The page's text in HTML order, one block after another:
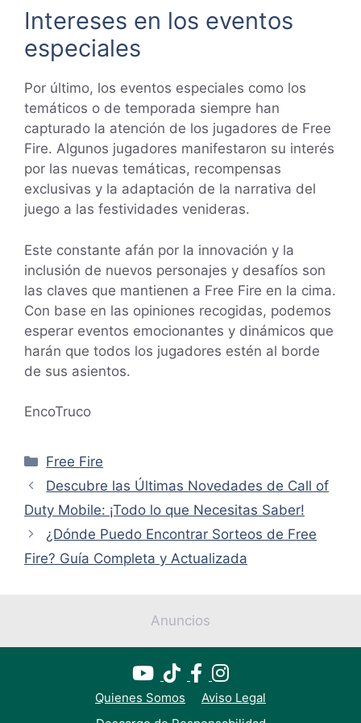
Intereses en los eventos
especiales
Por último, los eventos especiales como los
temáticos o de temporada siempre han
capturado la atención de los jugadores de Free
Fire. Algunos jugadores manifestaron su interés
por las nuevas temáticas, recompensas
exclusivas y la adaptación de la narrativa del
juego a las festividades venideras.
Este constante afán por la innovación y la
inclusión de nuevos personajes y desafíos son
las claves que mantienen a Free Fire en la cima.
Con base en las opiniones recogidas, podemos
esperar eventos emocionantes y dinámicos que
harán que todos los jugadores estén al borde
de sus asientos.
EncoTruco
Categorías
Free Fire
Descubre las Últimas Novedades de Call of
Duty Mobile: ¡Todo lo que Necesitas Saber!
¿Dónde Puedo Encontrar Sorteos de Free
Fire? Guía Completa y Actualizada
Anuncios
Quienes Somos
Aviso Legal